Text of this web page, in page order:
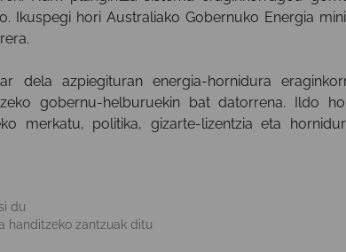
Ikuspegi hori Australiako Gobernuko Energia
dela azpiegituran energia-hornidura
gobernu-helburuekin bat datorrena. Ildo
merkatu, politika, gizarte-lizentzia eta
du
handitzeko zantzuak ditu